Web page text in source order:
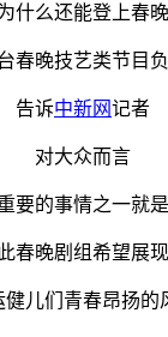
什么还能登上春晚
春晚技艺类节目
告诉中新网记者
对大众而言
要的事情之一就
春晚剧组希望展
健儿们青春昂扬的